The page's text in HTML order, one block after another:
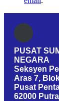
PUSAT
NEGARA
Seksyen
Aras 7,
Pusat
62000